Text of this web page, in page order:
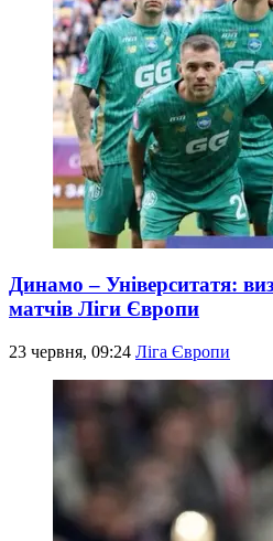
Динамо – Університатя:
матчів Ліги Європи
23 червня, 09:24 Ліга Європи